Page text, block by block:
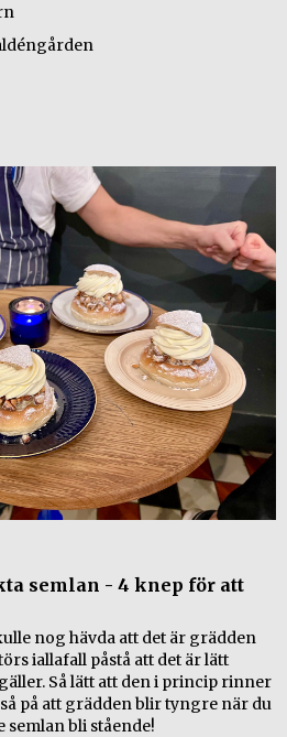
semlan - 4 knep för att
nog hävda att det är grädden
iallafall påstå att det är lätt
Så lätt att den i princip rinner
på att grädden blir tyngre när du
semlan bli stående!